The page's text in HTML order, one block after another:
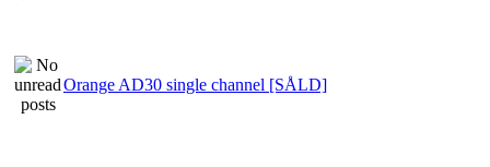
Orange AD30 single channel [SÅLD]